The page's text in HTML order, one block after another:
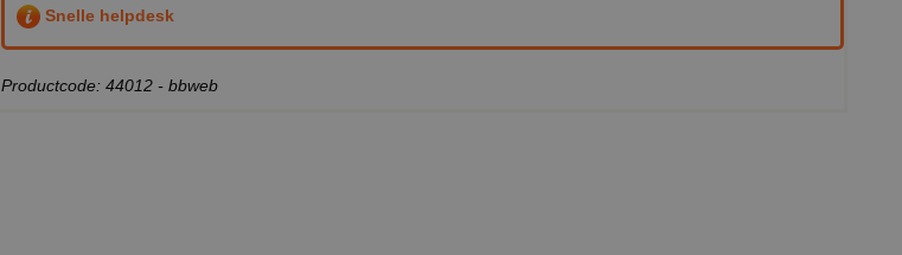
Snelle helpdesk
Productcode: 44012 - bbweb